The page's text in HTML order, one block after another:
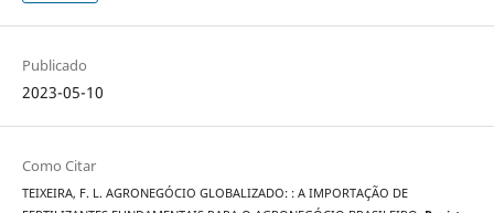
Publicado
2023-05-10
Como Citar
TEIXEIRA, F. L. AGRONEGÓCIO GLOBALIZADO: : A IMPORTAÇÃO DE